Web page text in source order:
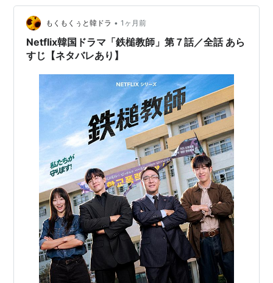
ョンミンを見つけ、保健室へ連れて行く。ヒョンミンが
そんな状態なのに、他の生徒たちはまったく気にもせず
にテストを続けていた。しばらくして、ヒ…
もくもくぅと韓ドラ • 1ヶ月前
Netflix韓国ドラマ「鉄槌教師」第７話／全話 あら
すじ【ネタバレあり】